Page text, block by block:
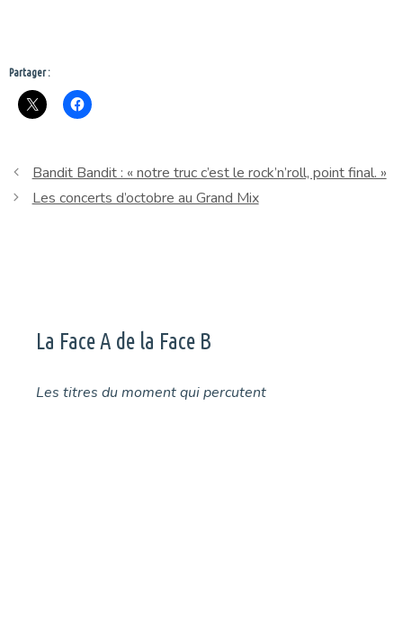
Partager :
Bandit Bandit : « notre truc c’est le rock’n’roll, point final. »
Les concerts d’octobre au Grand Mix
La Face A de la Face B
Les titres du moment qui percutent